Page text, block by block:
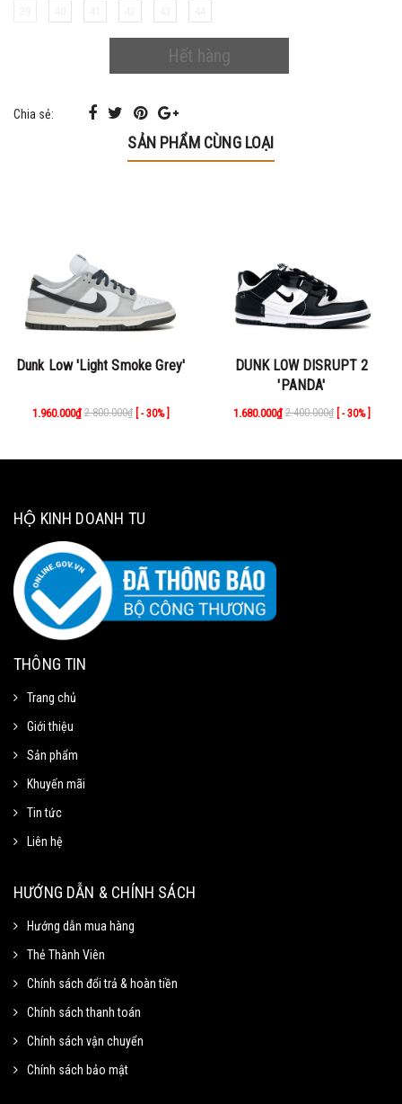
Hết hàng
Chia sẻ:
SẢN PHẨM CÙNG LOẠI
Dunk Low 'Light Smoke Grey'
1.960.000₫ 2.800.000₫ [ - 30% ]
DUNK LOW DISRUPT 2
'PANDA'
1.680.000₫ 2.400.000₫ [ - 30% ]
HỘ KINH DOANH TU
THÔNG TIN
Trang chủ
Giới thiệu
Sản phẩm
Khuyến mãi
Tin tức
Liên hệ
HƯỚNG DẪN & CHÍNH SÁCH
Hướng dẫn mua hàng
Thẻ Thành Viên
Chính sách đổi trả & hoàn tiền
Chính sách thanh toán
Chính sách vận chuyển
Chính sách bảo mật
Mã Giảm Giá
trang thanh toán.
250k.
Hạn sử dung: 31/09/2020